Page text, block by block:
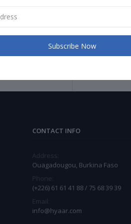
CONTACT INFO
Address:
Ouagadougou, Burkina Faso
Phone:
(+226) 61 61 41 88 / 75 68 39 39
Email:
info@hyaar.com
Subscribe Now